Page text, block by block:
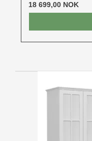
18 699,00 NOK